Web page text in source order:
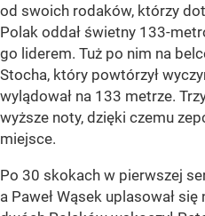
od swoich rodaków, którzy
Polak oddał świetny 133-
go liderem. Tuż po nim na
Stocha, który powtórzył
wylądował na 133 metrze.
wyższe noty, dzięki czemu
miejsce.
Po 30 skokach w pierwszej
a Paweł Wąsek uplasował